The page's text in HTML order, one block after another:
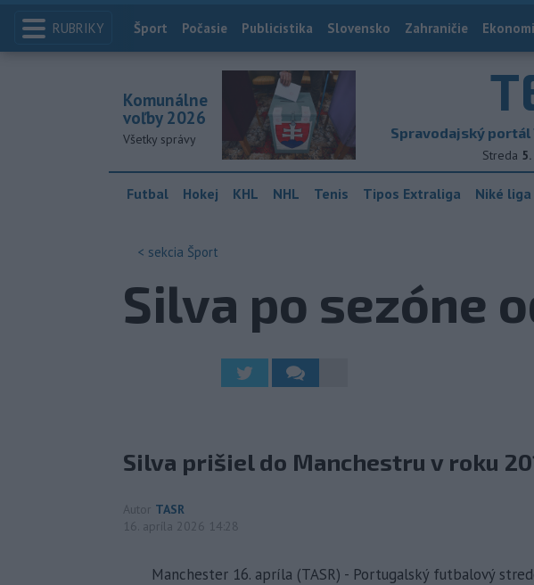
RUBRIKY Index
Šport Počasie Publicistika Slovensko Zahraničie
Spravodajský
Streda
Komunálne
voľby 2026
Všetky správy
Futbal Hokej KHL NHL Tenis Tipos Extraliga Niké liga
< sekcia Šport
Silva po sezóne
Silva prišiel do Manchestru v roku
Autor TASR
16. apríla 2026 14:28
Manchester 16. apríla (TASR) - Portugalský futbalový